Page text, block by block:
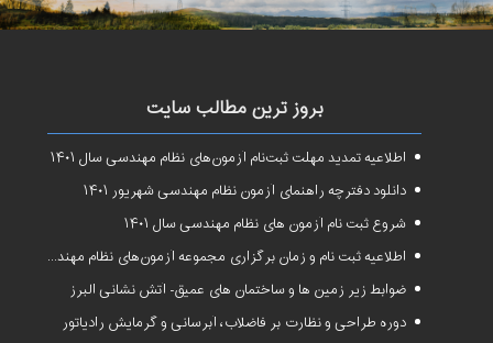
بروز ترین مطالب سایت
اطلاعیه تمدید مهلت ثبت‌نام آزمون‌های نظام مهندسی سال ۱۴۰۱
دانلود دفترچه راهنمای آزمون نظام مهندسی شهریور ۱۴۰۱
شروع ثبت نام آزمون های نظام مهندسی سال ۱۴۰۱
اطلاعیه ثبت نام و زمان برگزاری مجموعه آزمون‌های نظام مهندسی ساختمان سال ۱۴۰۱
ضوابط زیر زمین ها و ساختمان های عمیق- آتش نشانی البرز
دوره طراحی و نظارت بر فاضلاب، آبرسانی و گرمایش رادیاتور